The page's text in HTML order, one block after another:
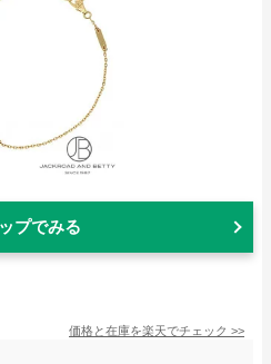
プでみる
価格と在庫を楽天でチェック >>